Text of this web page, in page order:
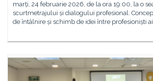
marți, 24 februarie 2026, de la ora 19:00, la o
scurtmetrajului și dialogului profesional.
de întâlnire și schimb de idei între profesioniști